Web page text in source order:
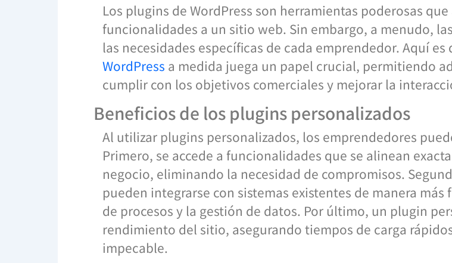
Los plugins de WordPress son herramientas poderosas
funcionalidades a un sitio web. Sin embargo, a menudo,
las necesidades específicas de cada emprendedor. Aquí es
WordPress a medida juega un papel crucial, permitiendo
cumplir con los objetivos comerciales y mejorar la
Beneficios de los plugins personalizados
Al utilizar plugins personalizados, los emprendedores
Primero, se accede a funcionalidades que se alinean
negocio, eliminando la necesidad de compromisos.
pueden integrarse con sistemas existentes de manera
de procesos y la gestión de datos. Por último, un plugin
rendimiento del sitio, asegurando tiempos de carga
impecable.